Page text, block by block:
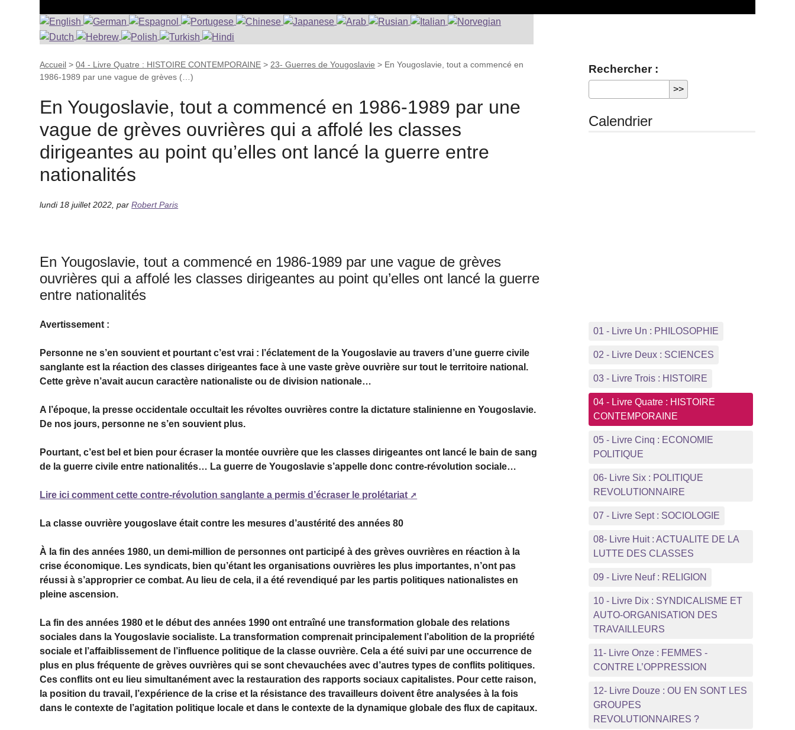
Accueil >04 - Livre Quatre : HISTOIRE CONTEMPORAINE > 23- Guerres de Yougoslavie > En Yougoslavie, tout a commencé en
1986-1989 par une vague de grèves (…)
En Yougoslavie, tout a commencé en 1986-1989 par une
vague de grèves ouvrières qui a affolé les classes
dirigeantes au point qu’elles ont lancé la guerre entre
nationalités
lundi 18 juillet 2022 ,parRobert Paris
En Yougoslavie, tout a commencé en 1986-1989 par une vague de grèves
ouvrières qui a affolé les classes dirigeantes au point qu’elles ont lancé la guerre
entre nationalités
Avertissement :
Personne ne s’en souvient et pourtant c’est vrai : l’éclatement de la Yougoslavie au travers d’une guerre civile
sanglante est la réaction des classes dirigeantes face à une vaste grève ouvrière sur tout le territoire national.
Cette grève n’avait aucun caractère nationaliste ou de division nationale…
A l’époque, la presse occidentale occultait les révoltes ouvrières contre la dictature stalinienne en Yougoslavie.
De nos jours, personne ne s’en souvient plus.
Pourtant, c’est bel et bien pour écraser la montée ouvrière que les classes dirigeantes ont lancé le bain de sang
de la guerre civile entre nationalités… La guerre de Yougoslavie s’appelle donc contre-révolution sociale…
Lire ici comment cette contre-révolution sanglante a permis d’écraser le prolétariat
La classe ouvrière yougoslave était contre les mesures d’austérité des années 80
À la fin des années 1980, un demi-million de personnes ont participé à des grèves ouvrières en réaction à la
crise économique. Les syndicats, bien qu’étant les organisations ouvrières les plus importantes, n’ont pas
réussi à s’approprier ce combat. Au lieu de cela, il a été revendiqué par les partis politiques nationalistes en
pleine ascension.
La fin des années 1980 et le début des années 1990 ont entraîné une transformation globale des relations
sociales dans la Yougoslavie socialiste. La transformation comprenait principalement l’abolition de la propriété
sociale et l’affaiblissement de l’influence politique de la classe ouvrière. Cela a été suivi par une occurrence de
plus en plus fréquente de grèves ouvrières qui se sont chevauchées avec d’autres types de conflits politiques.
Ces conflits ont eu lieu simultanément avec la restauration des rapports sociaux capitalistes. Pour cette raison,
la position du travail, l’expérience de la crise et la résistance des travailleurs doivent être analysées à la fois
dans le contexte de l’agitation politique locale et dans le contexte de la dynamique globale des flux de capitaux.
Rechercher :
Calendrier
01 - Livre Un : PHILOSOPHIE
02 - Livre Deux : SCIENCES
03 - Livre Trois : HISTOIRE
04 - Livre Quatre : HISTOIRE
CONTEMPORAINE
05 - Livre Cinq : ECONOMIE
POLITIQUE
06- Livre Six : POLITIQUE
REVOLUTIONNAIRE
07 - Livre Sept : SOCIOLOGIE
08- Livre Huit : ACTUALITE DE LA
LUTTE DES CLASSES
09 - Livre Neuf : RELIGION
10 - Livre Dix : SYNDICALISME ET
AUTO-ORGANISATION DES
TRAVAILLEURS
11- Livre Onze : FEMMES -
CONTRE L’OPPRESSION
12- Livre Douze : OU EN SONT LES
GROUPES
REVOLUTIONNAIRES ?